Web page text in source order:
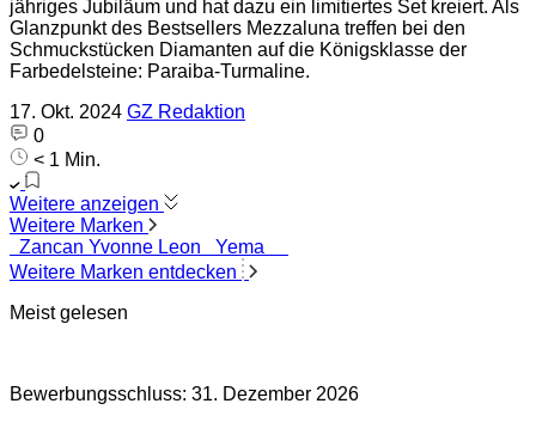
jähriges Jubiläum und hat dazu ein limitiertes Set kreiert. Als
Glanzpunkt des Bestsellers Mezzaluna treffen bei den
Schmuckstücken Diamanten auf die Königsklasse der
Farbedelsteine: Paraiba-Turmaline.
17. Okt. 2024 GZ Redaktion
0
< 1 Min.
Weitere anzeigen
Weitere Marken
Zancan Yvonne Leon
Yema
Weitere Marken entdecken
Meist gelesen
Bewerbungsschluss: 31. Dezember 2026